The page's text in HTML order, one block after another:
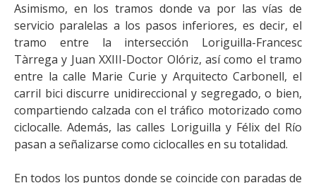
Asimismo, en los tramos donde va por las vías de
servicio paralelas a los pasos inferiores, es decir, el
tramo entre la intersección Loriguilla-Francesc
Tàrrega y Juan XXIII-Doctor Olóriz, así como el tramo
entre la calle Marie Curie y Arquitecto Carbonell, el
carril bici discurre unidireccional y segregado, o bien,
compartiendo calzada con el tráfico motorizado como
ciclocalle. Además, las calles Loriguilla y Félix del Río
pasan a señalizarse como ciclocalles en su totalidad.
En todos los puntos donde se coincide con paradas de